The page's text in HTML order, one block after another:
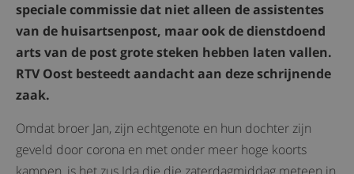
speciale commissie dat niet alleen de assistentes
van de huisartsenpost, maar ook de dienstdoend
arts van de post grote steken hebben laten vallen.
RTV Oost besteedt aandacht aan deze schrijnende
zaak.
Omdat broer Jan, zijn echtgenote en hun dochter zijn
geveld door corona en met onder meer hoge koorts